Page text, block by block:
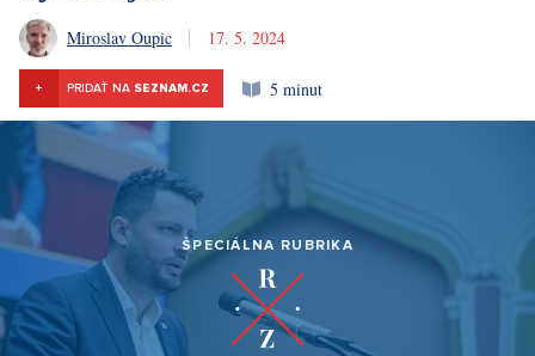
Miroslav Oupic 17. 5. 2024
+ PRIDAŤ NA SEZNAM.CZ 5 minut
ŠPECIÁLNA RUBRIKA